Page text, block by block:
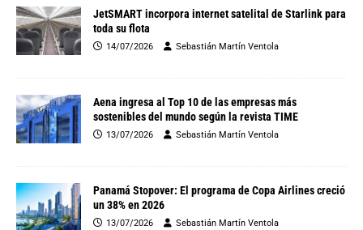
JetSMART incorpora internet satelital de Starlink para
toda su flota
14/07/2026 Sebastián Martín Ventola
Aena ingresa al Top 10 de las empresas más
sostenibles del mundo según la revista TIME
13/07/2026 Sebastián Martín Ventola
Panamá Stopover: El programa de Copa Airlines creció
un 38% en 2026
13/07/2026 Sebastián Martín Ventola